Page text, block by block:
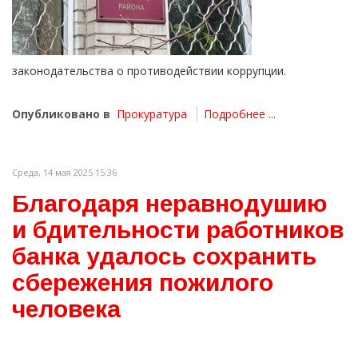
законодательства о противодействии коррупции.
Опубликовано в Прокуратура Подробнее ...
Среда, 14 мая 2025 15:36
Благодаря неравнодушию
и бдительности работников
банка удалось сохранить
сбережения пожилого
человека